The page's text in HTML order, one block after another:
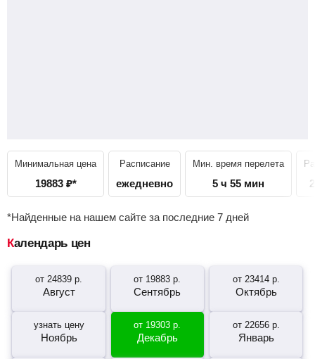
Минимальная цена
19883 ₽*
Расписание
ежедневно
Мин. время перелета
5 ч 55 мин
*Найденные на нашем сайте за последние 7 дней
Календарь цен
от24839 р.
Август
от 19883 р.
Сентябрь
от 23414р.
Октябрь
узнать цену
Ноябрь
от 19303 р.
Декабрь
от 22656р.
Январь